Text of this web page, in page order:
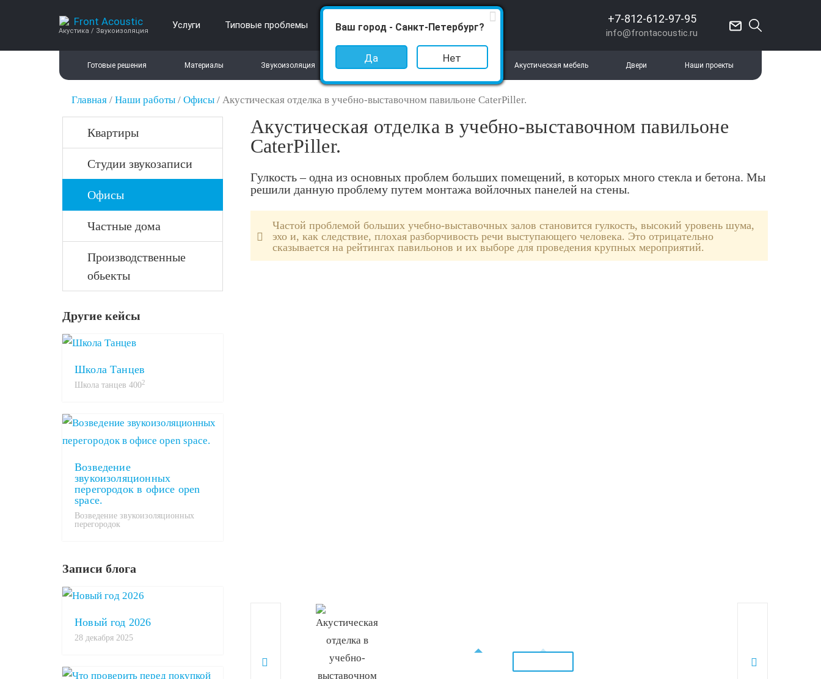
Акустика / Звукоизоляция
Услуги Типовые проблемы Ваш город - Санкт-Петербург?
Да Нет
Санкт-Петербург
+7-812-612-97-95
info@frontacoustic.ru
Готовые решения Материалы Звукоизоляция Виброизоляция Акустическая мебель Двери Наши проекты
Главная / Наши работы / Офисы / Акустическая отделка в учебно-выставочном павильоне CaterPiller.
Акустическая отделка в учебно-выставочном павильоне
CaterPiller.
Гулкость – одна из основных проблем больших помещений, в которых много стекла и бетона. Мы
решили данную проблему путем монтажа войлочных панелей на стены.
Частой проблемой больших учебно-выставочных залов становится гулкость, высокий уровень шума,
эхо и, как следствие, плохая разборчивость речи выступающего человека. Это отрицательно
сказывается на рейтингах павильонов и их выборе для проведения крупных мероприятий.
Квартиры
Студии звукозаписи
Офисы
Частные дома
Производственные
обьекты
Другие кейсы
Школа Танцев
Школа танцев 4002
Возведение
звукоизоляционных
перегородок в офисе open
space.
Возведение звукоизоляционных
перегородок
Записи блога
Новый год 2026
28 декабря 2025